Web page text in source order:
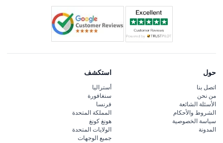
حول
اتصل بنا
من نحن
الأسئلة الشائعة
الشروط والأحكام
سياسة الخصوصية
المدونة
استكشف
أستراليا
سنغافورة
فرنسا
المملكة المتحدة
هونغ كونغ
الولايات المتحدة
جميع الوجهات